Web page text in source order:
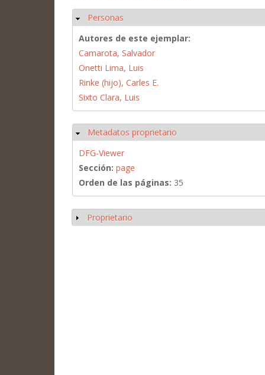
Ocultar
Personas
Autores de este ejemplar:
Camarota, Salvador
Onetti Lima, Luis
Rinke (hijo), Carles E.
Sixto Clara, Luis
Ocultar
Metadatos proprietario
DFG-Viewer
Sección: page
Orden de las páginas: 35
Mostrar
Proprietario